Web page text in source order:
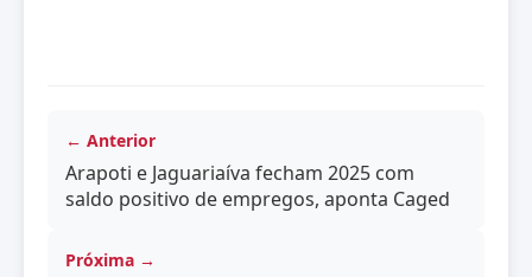
← Anterior
Arapoti e Jaguariaíva fecham 2025 com
saldo positivo de empregos, aponta Caged
Próxima →